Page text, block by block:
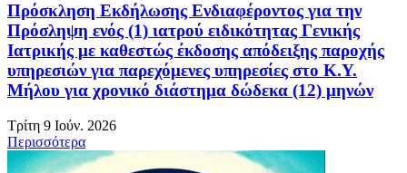
Πρόσκληση Εκδήλωσης Ενδιαφέροντος για την
Πρόσληψη ενός (1) ιατρού ειδικότητας Γενικής
Ιατρικής με καθεστώς έκδοσης απόδειξης παροχής
υπηρεσιών για παρεχόμενες υπηρεσίες στο Κ.Υ.
Μήλου για χρονικό διάστημα δώδεκα (12) μηνών
Τρίτη 9 Ιούν. 2026
Περισσότερα